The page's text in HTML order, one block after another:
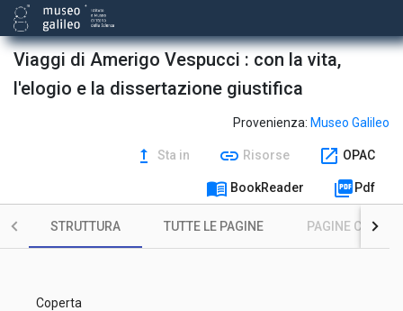
Viaggi di Amerigo Vespucci : con la vita,
l'elogio e la dissertazione giustifica
Provenienza: Museo Galileo
upgrade Sta in link Risorse open_in_new OPAC
menu_book BookReader picture_as_pdf Pdf
STRUTTURA TUTTE LE PAGINE PAGINE CON
Coperta